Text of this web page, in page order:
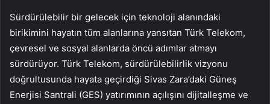
Sürdürülebilir bir gelecek için teknoloji alanındaki
birikimini hayatın tüm alanlarına yansıtan Türk Telekom,
çevresel ve sosyal alanlarda öncü adımlar atmayı
sürdürüyor. Türk Telekom, sürdürülebilirlik vizyonu
doğrultusunda hayata geçirdiği Sivas Zara’daki Güneş
Enerjisi Santrali (GES) yatırımının açılışını dijitalleşme ve